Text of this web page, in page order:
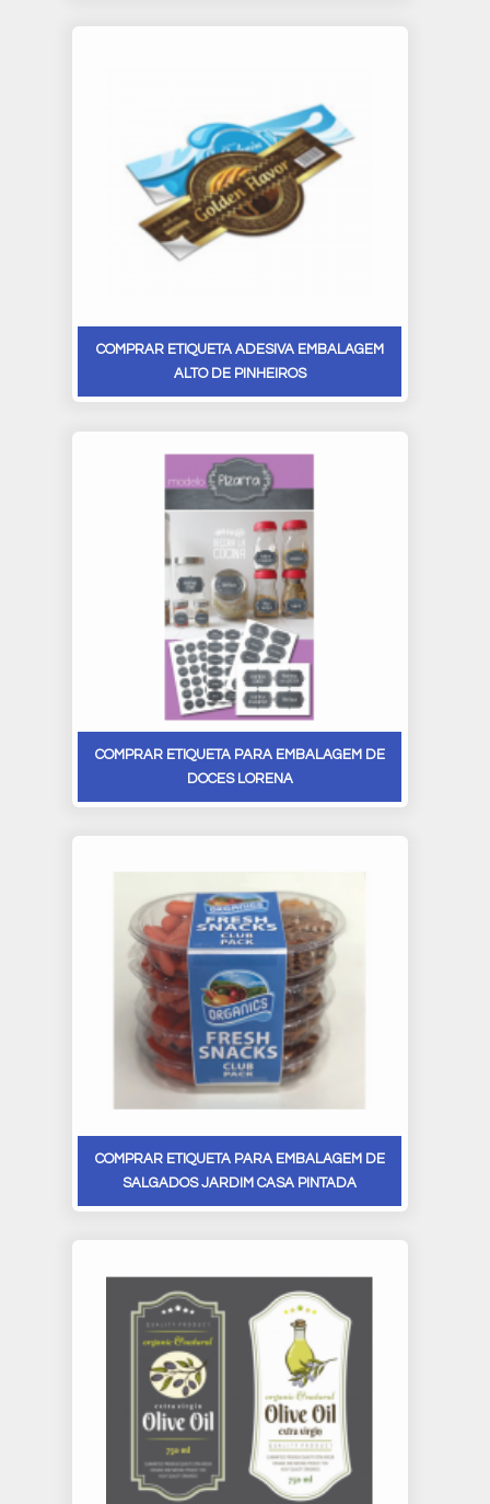
COMPRAR ETIQUETA ADESIVA EMBALAGEM
ALTO DE PINHEIROS
COMPRAR ETIQUETA PARA EMBALAGEM DE
DOCES LORENA
COMPRAR ETIQUETA PARA EMBALAGEM DE
SALGADOS JARDIM CASA PINTADA